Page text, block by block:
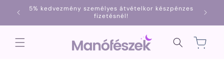
Ugrás a
tartalomhoz
5% kedvezmény személyes átvételkor készpénzes
fizetésnél!
Kosár